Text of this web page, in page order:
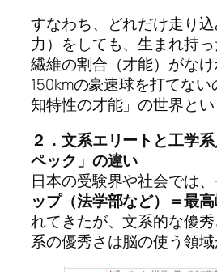
すなわち、どれだけ走り
力）をしても、生まれ持
繊維の割合（才能）がな
150kmの豪速球を打てな
知特性の才能」の世界とい
２．文系エリートと工学
ペック」の違い
日本の受験界や社会では
ップ（法学部など）＝最
れてきたが、文系的な優
系の優秀さは脳の使う領域